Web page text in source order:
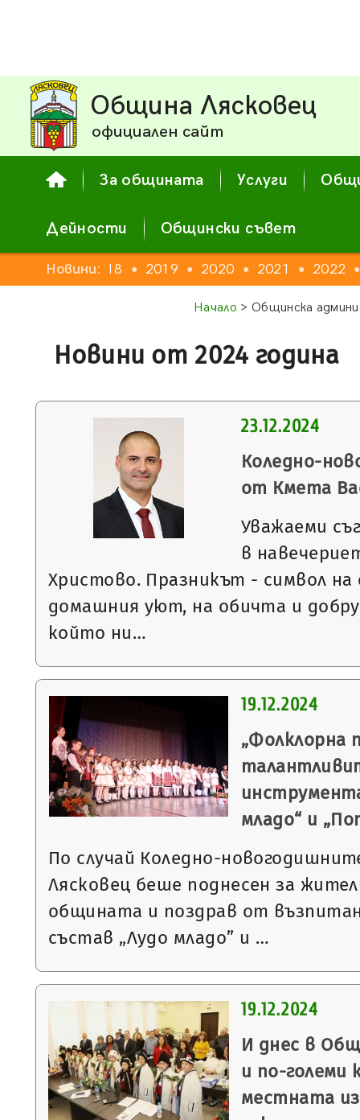
Община Лясковец
официален сайт
За общината Услуги
Дейности Общински съвет
Новини:
2017 ● 2018 ● 2019 ● 2020 ● 2021 ● 2022 ●
Начало > Общинска
Новини от 2024 година
23.12.2024
Коледно-
от Кмета
Уважаеми
в
Христово. Празникът - символ
домашния уют, на обичта и
който ни…
19.12.2024
„Фолклорна
младо“ и
По случай Коледно-
Лясковец беше поднесен за
общината и поздрав от
състав „Лудо младо” и …
19.12.2024
И днес в
и по-големи
местната